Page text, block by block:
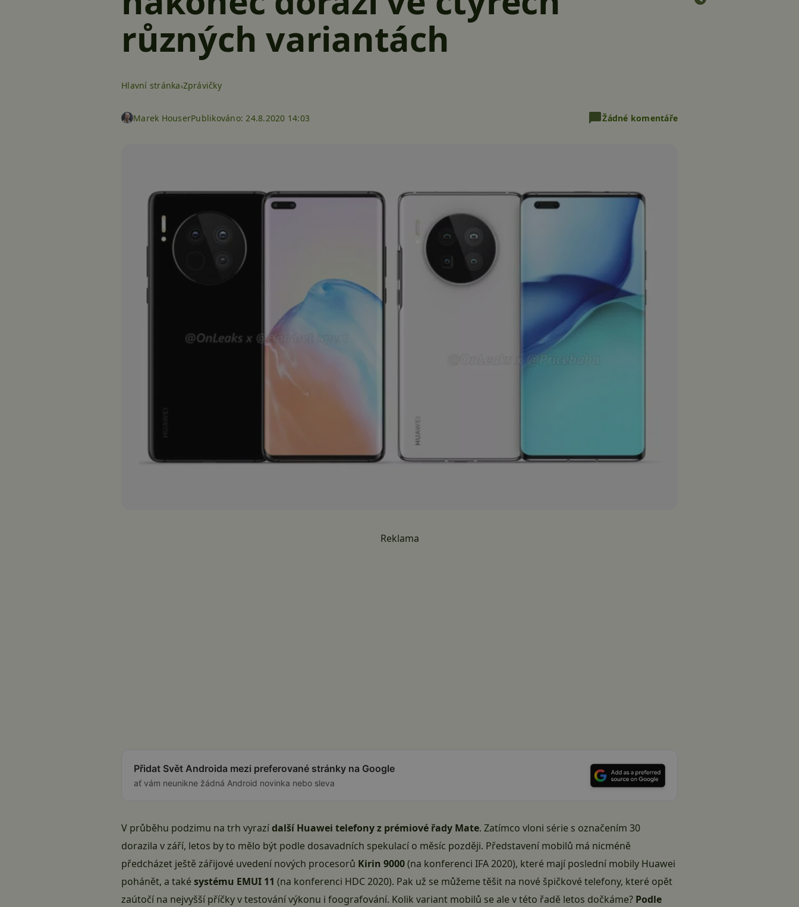
různých variantách
Hlavní stránka Zprávičky
Marek HouserPublikováno: 24.8.2020 14:03 Žádné komentáře
Reklama
Přidat Svět Androida mezi preferované stránky na Google
ať vám neunikne žádná Android novinka nebo sleva
V průběhu podzimu na trh vyrazídalší Huawei telefony z prémiové řady Mate. Zatímco vloni série s označením 30
dorazila v září, letos by to mělo být podle dosavadních spekulací o měsíc později. Představení mobilů má nicméně
předcházet ještě zářijové uvedení nových procesorů Kirin 9000(na konferenci IFA 2020), které mají poslední mobily Huawei
pohánět, a takésystému EMUI 11 (na konferenci HDC 2020). Pak už se můžeme těšit na nové špičkové telefony, které opět
zaútočí na nejvyšší příčky v testování výkonu i foografování. Kolik variant mobilů se ale v této řadě letos dočkáme? Podle